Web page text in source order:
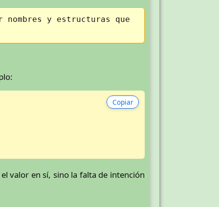
y estructuras que
Copiar
valor en sí, sino la falta de intención